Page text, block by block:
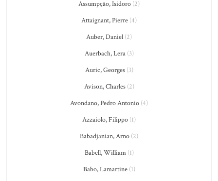
Assumpção, Isidoro (2)
Attaignant, Pierre (4)
Auber, Daniel (2)
Auerbach, Lera(3)
Auric, Georges(3)
Avison, Charles(2)
Avondano, Pedro Antonio (4)
Azzaiolo, Filippo (1)
Babadjanian, Arno (2)
Babell, William(1)
Babo, Lamartine(1)